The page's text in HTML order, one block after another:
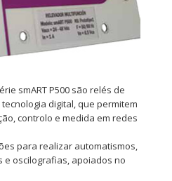
smART P500 são relés de
digital, que permitem
controlo e medida em redes
para realizar automatismos,
oscilografias, apoiados no